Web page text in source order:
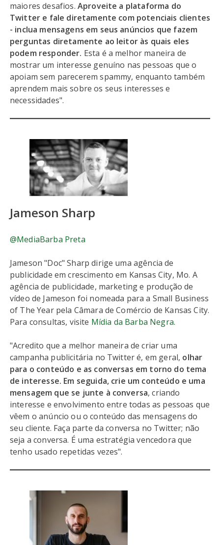
maiores desafios. Aproveite a plataforma do
Twitter e fale diretamente com potenciais clientes
- inclua mensagens em seus anúncios que fazem
perguntas diretamente ao leitor às quais eles
podem responder. Esta é a melhor maneira de
mostrar um interesse genuíno nas pessoas que o
apoiam sem parecerem spammy, enquanto também
aprendem mais sobre os seus interesses e
necessidades".
Jameson Sharp
@MediaBarba Preta
Jameson "Doc" Sharp dirige uma agência de
publicidade em crescimento em Kansas City, Mo. A
agência de publicidade, marketing e produção de
vídeo de Jameson foi nomeada para a Small Business
of The Year pela Câmara de Comércio de Kansas City.
Para consultas, visite Mídia da Barba Negra.
"Acredito que a melhor maneira de criar uma
campanha publicitária no Twitter é, em geral, olhar
para o conteúdo e as conversas em torno do tema
de interesse. Em seguida, crie um conteúdo e uma
mensagem que se junte à conversa, criando
interesse e envolvimento entre todas as pessoas que
vêem o anúncio ou o conteúdo das mensagens do
seu cliente. Faça parte da conversa no Twitter; não
seja a conversa. É uma estratégia vencedora que
tenho usado repetidas vezes".